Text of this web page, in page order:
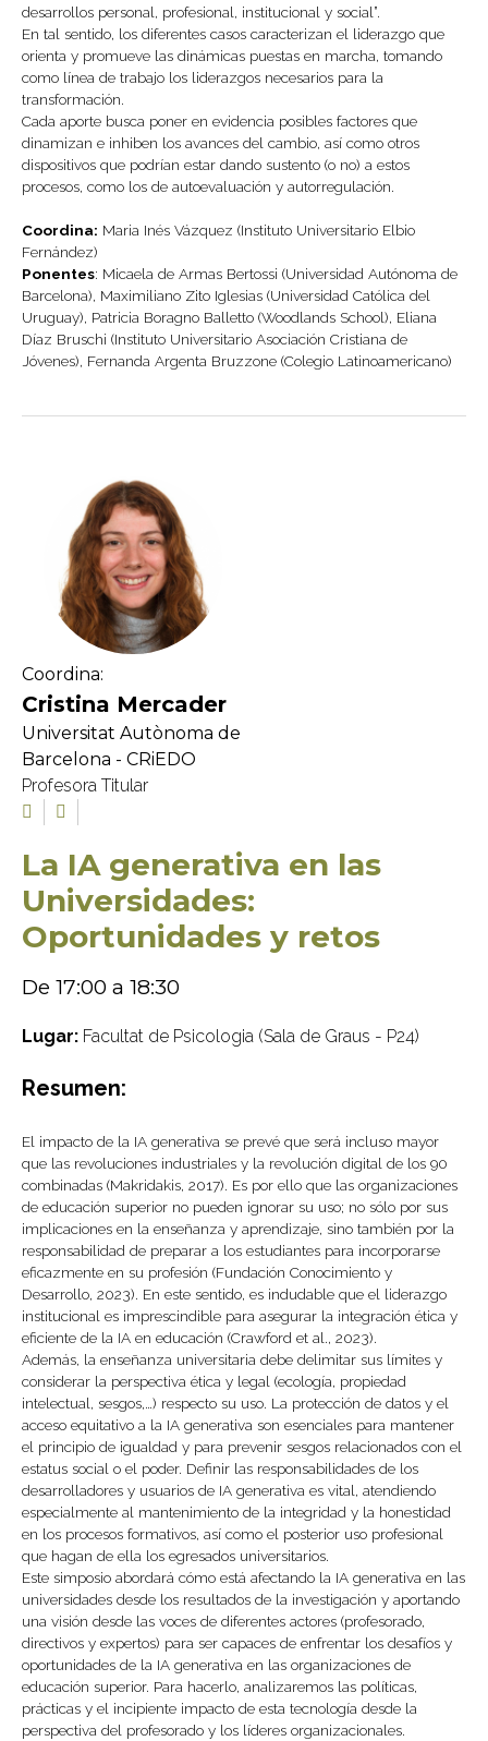
desarrollos personal, profesional, institucional y social”.
En tal sentido, los diferentes casos caracterizan el liderazgo que
orienta y promueve las dinámicas puestas en marcha, tomando
como línea de trabajo los liderazgos necesarios para la
transformación.
Cada aporte busca poner en evidencia posibles factores que
dinamizan e inhiben los avances del cambio, así como otros
dispositivos que podrían estar dando sustento (o no) a estos
procesos, como los de autoevaluación y autorregulación.
Coordina: Maria Inés Vázquez (Instituto Universitario Elbio
Fernández)
Ponentes: Micaela de Armas Bertossi (Universidad Autónoma de
Barcelona), Maximiliano Zito Iglesias (Universidad Católica del
Uruguay), Patricia Boragno Balletto (Woodlands School), Eliana
Díaz Bruschi (Instituto Universitario Asociación Cristiana de
Jóvenes), Fernanda Argenta Bruzzone (Colegio Latinoamericano)
Coordina:
Cristina Mercader
Universitat Autònoma de
Barcelona - CRiEDO
Profesora Titular
La IA generativa en las
Universidades:
Oportunidades y retos
De 17:00 a 18:30
Lugar: Facultat de Psicologia (Sala de Graus - P24)
Resumen:
El impacto de la IA generativa se prevé que será incluso mayor
que las revoluciones industriales y la revolución digital de los 90
combinadas (Makridakis, 2017). Es por ello que las organizaciones
de educación superior no pueden ignorar su uso; no sólo por sus
implicaciones en la enseñanza y aprendizaje, sino también por la
responsabilidad de preparar a los estudiantes para incorporarse
eficazmente en su profesión (Fundación Conocimiento y
Desarrollo, 2023). En este sentido, es indudable que el liderazgo
institucional es imprescindible para asegurar la integración ética y
eficiente de la IA en educación (Crawford et al., 2023).
Además, la enseñanza universitaria debe delimitar sus límites y
considerar la perspectiva ética y legal (ecología, propiedad
intelectual, sesgos,…) respecto su uso. La protección de datos y el
acceso equitativo a la IA generativa son esenciales para mantener
el principio de igualdad y para prevenir sesgos relacionados con el
estatus social o el poder. Definir las responsabilidades de los
desarrolladores y usuarios de IA generativa es vital, atendiendo
especialmente al mantenimiento de la integridad y la honestidad
en los procesos formativos, así como el posterior uso profesional
que hagan de ella los egresados universitarios.
Este simposio abordará cómo está afectando la IA generativa en las
universidades desde los resultados de la investigación y aportando
una visión desde las voces de diferentes actores (profesorado,
directivos y expertos) para ser capaces de enfrentar los desafíos y
oportunidades de la IA generativa en las organizaciones de
educación superior. Para hacerlo, analizaremos las políticas,
prácticas y el incipiente impacto de esta tecnología desde la
perspectiva del profesorado y los líderes organizacionales.